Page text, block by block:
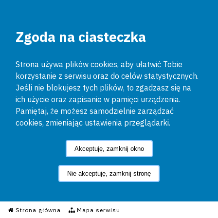
Zgoda na ciasteczka
Strona używa plików cookies, aby ułatwić Tobie
korzystanie z serwisu oraz do celów statystycznych.
Jeśli nie blokujesz tych plików, to zgadzasz się na
ich użycie oraz zapisanie w pamięci urządzenia.
Pamiętaj, że możesz samodzielnie zarządzać
cookies, zmieniając ustawienia przeglądarki.
Akceptuję, zamknij okno
Nie akceptuję, zamknij stronę
Strona główna Mapa serwisu
Informacyjny Serwis